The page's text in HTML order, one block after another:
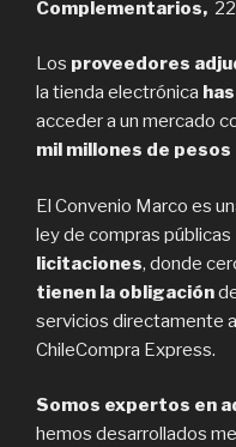
Complementarios,
Los proveedores
la tienda electrónica
acceder a un mercado
mil millones de pesos
El Convenio Marco es
ley de compras públicas
licitaciones, donde
tienen la obligación
servicios directamente
ChileCompra Express.
Somos expertos en
hemos desarrollados